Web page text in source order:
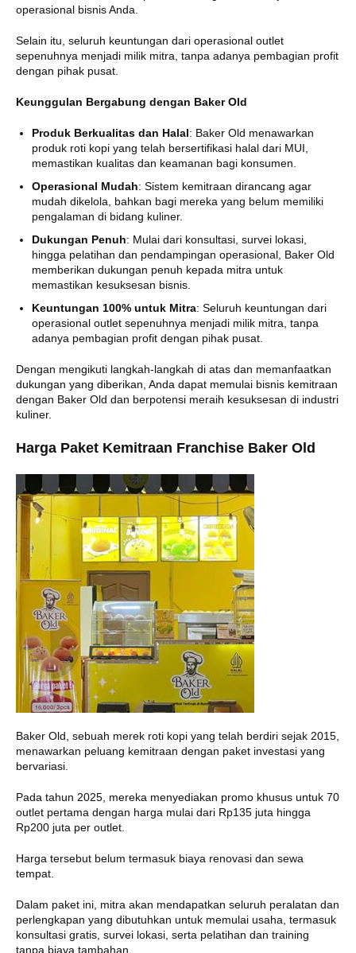
operasional bisnis Anda.
Selain itu, seluruh keuntungan dari operasional outlet
sepenuhnya menjadi milik mitra, tanpa adanya pembagian profit
dengan pihak pusat.
Keunggulan Bergabung dengan Baker Old
Produk Berkualitas dan Halal: Baker Old menawarkan
produk roti kopi yang telah bersertifikasi halal dari MUI,
memastikan kualitas dan keamanan bagi konsumen.
Operasional Mudah: Sistem kemitraan dirancang agar
mudah dikelola, bahkan bagi mereka yang belum memiliki
pengalaman di bidang kuliner.
Dukungan Penuh: Mulai dari konsultasi, survei lokasi,
hingga pelatihan dan pendampingan operasional, Baker Old
memberikan dukungan penuh kepada mitra untuk
memastikan kesuksesan bisnis.
Keuntungan 100% untuk Mitra: Seluruh keuntungan dari
operasional outlet sepenuhnya menjadi milik mitra, tanpa
adanya pembagian profit dengan pihak pusat.
Dengan mengikuti langkah-langkah di atas dan memanfaatkan
dukungan yang diberikan, Anda dapat memulai bisnis kemitraan
dengan Baker Old dan berpotensi meraih kesuksesan di industri
kuliner.
Harga Paket Kemitraan Franchise Baker Old
Baker Old, sebuah merek roti kopi yang telah berdiri sejak 2015,
menawarkan peluang kemitraan dengan paket investasi yang
bervariasi.
Pada tahun 2025, mereka menyediakan promo khusus untuk 70
outlet pertama dengan harga mulai dari Rp135 juta hingga
Rp200 juta per outlet.
Harga tersebut belum termasuk biaya renovasi dan sewa
tempat.
Dalam paket ini, mitra akan mendapatkan seluruh peralatan dan
perlengkapan yang dibutuhkan untuk memulai usaha, termasuk
konsultasi gratis, survei lokasi, serta pelatihan dan training
tanpa biaya tambahan.